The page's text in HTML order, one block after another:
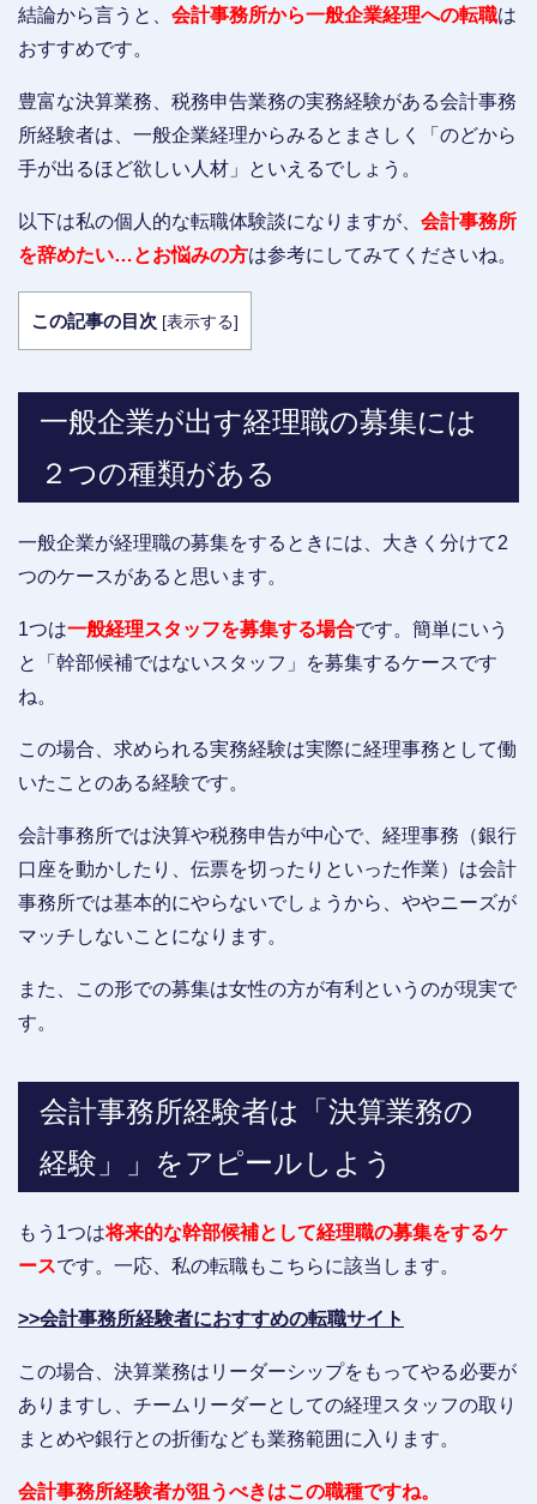
結論から言うと、 会計事務所から一般企業経理への転職は
おすすめです。
豊富な決算業務、税務申告業務の実務経験がある会計事務
所経験者は、一般企業経理からみるとまさしく「のどから
手が出るほど欲しい人材」といえるでしょう。
以下は私の個人的な転職体験談になりますが、 会計事務所
を辞めたい…とお悩みの方は参考にしてみてくださいね。
この記事の目次 [表示する]
一般企業が出す経理職の募集には
２つの種類がある
一般企業が経理職の募集をするときには、大きく分けて2
つのケースがあると思います。
1つは一般経理スタッフを募集する場合です。簡単にいう
と「幹部候補ではないスタッフ」を募集するケースです
ね。
この場合、求められる実務経験は実際に経理事務として働
いたことのある経験です。
会計事務所では決算や税務申告が中心で、経理事務（銀行
口座を動かしたり、伝票を切ったりといった作業）は会計
事務所では基本的にやらないでしょうから、ややニーズが
マッチしないことになります。
また、この形での募集は女性の方が有利というのが現実で
す。
会計事務所経験者は「決算業務の
経験」」をアピールしよう
もう1つは将来的な幹部候補として経理職の募集をするケ
ースです。一応、私の転職もこちらに該当します。
>>会計事務所経験者におすすめの転職サイト
この場合、決算業務はリーダーシップをもってやる必要が
ありますし、チームリーダーとしての経理スタッフの取り
まとめや銀行との折衝なども業務範囲に入ります。
会計事務所経験者が狙うべきはこの職種ですね。